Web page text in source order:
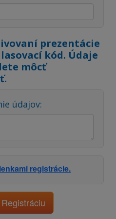
prezentácie
kód. Údaje
môcť
údajov:
registrácie.